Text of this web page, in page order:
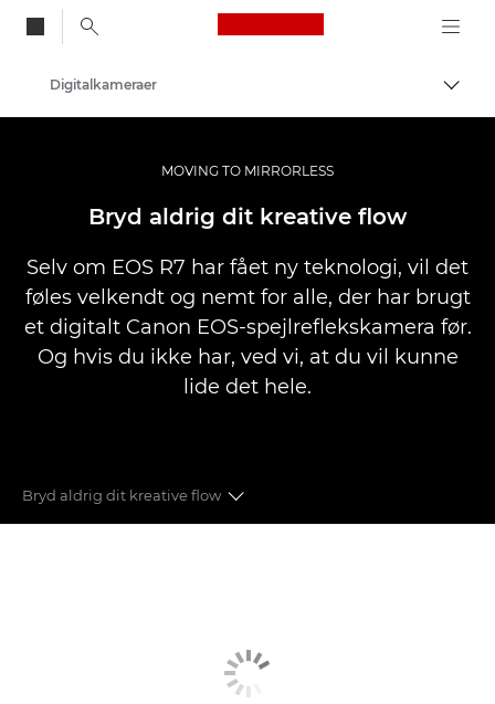
Canon Logo, back
Skift
Digitalkameraer
MOVING TO MIRRORLESS
Bryd aldrig dit kreative flow
Selv om EOS R7 har fået ny teknologi, vil det
føles velkendt og nemt for alle, der har brugt
et digitalt Canon EOS-spejlreflekskamera før.
Og hvis du ikke har, ved vi, at du vil kunne
lide det hele.
Bryd aldrig dit kreative flow